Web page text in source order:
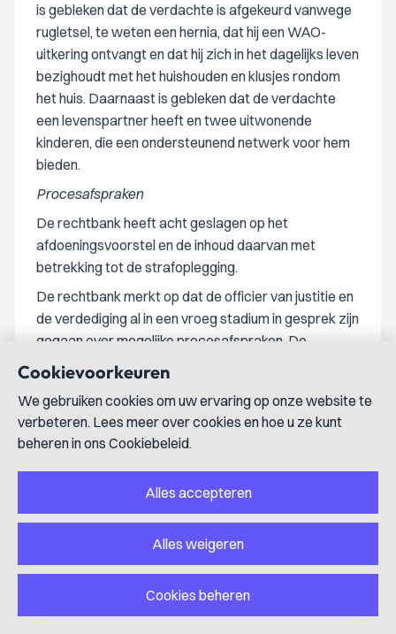
is gebleken dat de verdachte is afgekeurd vanwege
rugletsel, te weten een hernia, dat hij een WAO-
uitkering ontvangt en dat hij zich in het dagelijks leven
bezighoudt met het huishouden en klusjes rondom
het huis. Daarnaast is gebleken dat de verdachte
een levenspartner heeft en twee uitwonende
kinderen, die een ondersteunend netwerk voor hem
bieden.
Procesafspraken
De rechtbank heeft acht geslagen op het
afdoeningsvoorstel en de inhoud daarvan met
betrekking tot de strafoplegging.
De rechtbank merkt op dat de officier van justitie en
de verdediging al in een vroeg stadium in gesprek zijn
gegaan over mogelijke procesafspraken. De
rechtbank is er op 25 maart 2025 van in kennis
gesteld dat de procesafspraken daadwerkelijk zijn
gemaakt. Volgens de rechtbank is er dan ook sprake
van een voortvarende strafrechtelijke behandeling in
eerste aanleg. Verder is veel efficiencywinst gelegen
in het ontlasten van onderzoeks- en
zittingscapaciteit van politie en justitie alsook in het
voorkomen van een eventuele behandeling van de
zaak in hoger beroep en cassatie. De rechtbank is
zich ervan bewust dat de afspraak om geen hoger
afstand te doen van dat rechtsmiddel. Mocht toch
Cookievoorkeuren
We gebruiken cookies om uw ervaring op onze website te
verbeteren. Lees meer over cookies en hoe u ze kunt
beheren in ons Cookiebeleid.
Alles accepteren
Alles weigeren
Cookies beheren